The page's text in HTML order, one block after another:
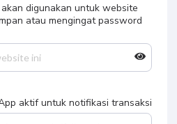
digunakan untuk website
atau mengingat password
aktif untuk notifikasi transaksi